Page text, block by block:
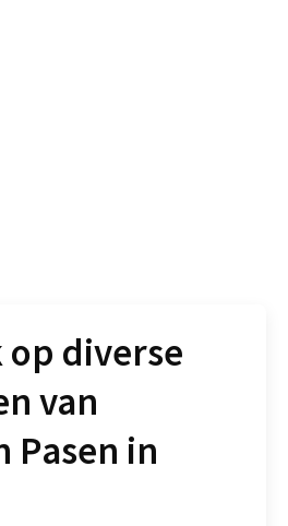
diverse
van
Pasen in